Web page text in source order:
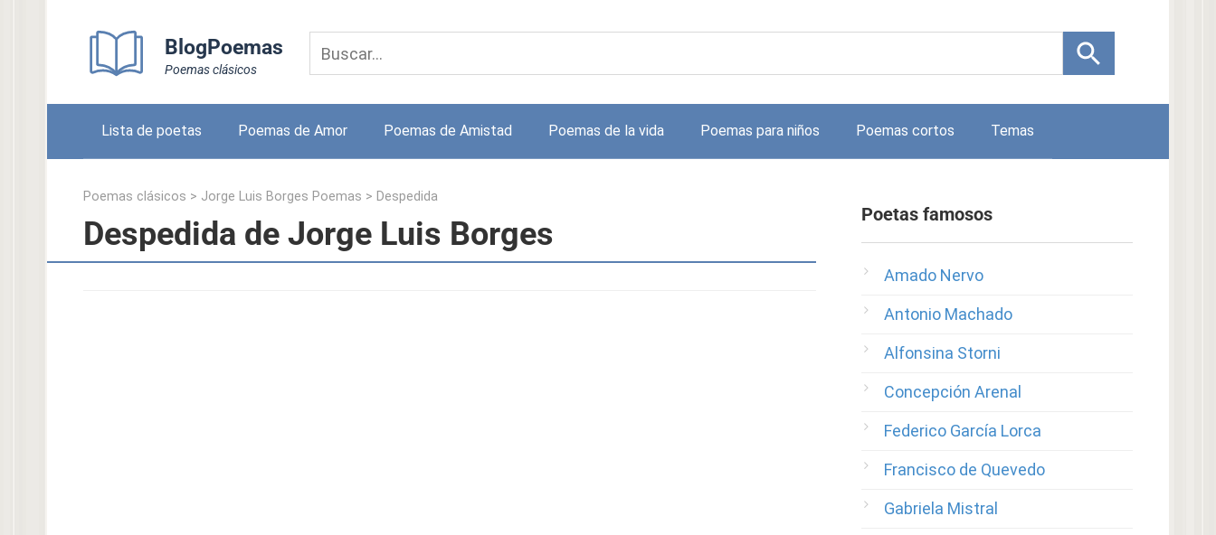
BlogPoemas
Poemas clásicos
Lista de poetas Poemas de Amor Poemas de Amistad Poemas de la vida Poemas para niños Poemas cortos Temas
Poemas clásicos > Jorge Luis Borges Poemas > Despedida
Despedida de Jorge Luis Borges
Poetas famosos
Amado Nervo
Antonio Machado
Alfonsina Storni
Concepción Arenal
Federico García Lorca
Francisco de Quevedo
Gabriela Mistral